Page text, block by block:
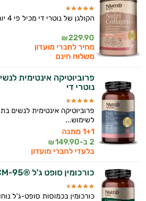
הקולגן של נוטרי די מכיל פי 4 יותר קולגן בהשוואה...
229.90
₪
מחיר לחברי מועדון
משלוח חינם
פרוביוטיקה אינטימית
נוטרי די
פרוביוטיקה אינטימית לנשים
לשימוש...
1+1 מתנה
2 ב-
149.90
₪
בלעדי לחברי מועדון
כורכומין סופט ג'ל ®BCM-95 | נוטרי די
כורכומין בכמוסות סופט-ג'ל